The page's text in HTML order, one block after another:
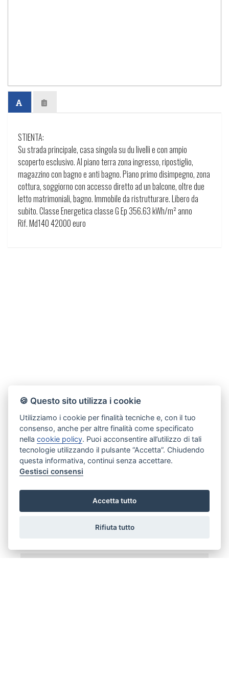
STIENTA:
Su strada principale, casa singola su du livelli e con ampio
scoperto esclusivo. Al piano terra zona ingresso, ripostiglio,
magazzino con bagno e anti bagno. Piano primo disimpegno, zona
cottura, soggiorno con accesso diretto ad un balcone, oltre due
letto matrimoniali, bagno. Immobile da ristrutturare. Libero da
subito. Classe Energetica classe G Ep 356.63 kWh/m² anno
Rif. Md140 42000 euro
Richiedi informazioni
🍪 Questo sito utilizza i cookie
Utilizziamo i cookie per finalità tecniche e, con il tuo
consenso, anche per altre finalità come specificato
nellacookie policy. Puoi acconsentire all’utilizzo di tali
tecnologie utilizzando il pulsante “Accetta”. Chiudendo
questa informativa, continui senza accettare.
Gestisci consensi
Accetta tutto
Rifiuta tutto